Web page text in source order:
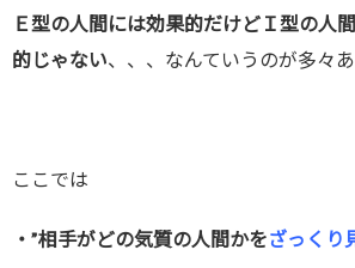
Ｅ型の人間には効果的だけどＩ型の人
的じゃない、、、なんていうのが多々あ
ここでは
・”相手がどの気質の人間かをざっくり